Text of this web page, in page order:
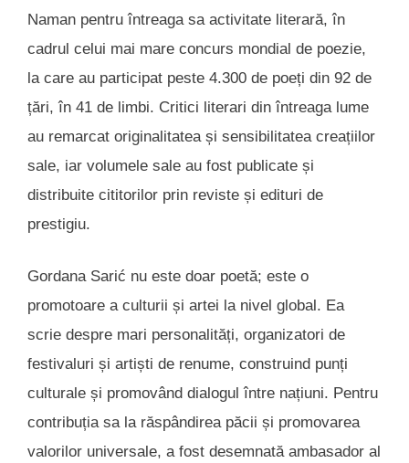
Naman pentru întreaga sa activitate literară, în
cadrul celui mai mare concurs mondial de poezie,
la care au participat peste 4.300 de poeți din 92 de
țări, în 41 de limbi. Critici literari din întreaga lume
au remarcat originalitatea și sensibilitatea creațiilor
sale, iar volumele sale au fost publicate și
distribuite cititorilor prin reviste și edituri de
prestigiu.
Gordana Sarić nu este doar poetă; este o
promotoare a culturii și artei la nivel global. Ea
scrie despre mari personalități, organizatori de
festivaluri și artiști de renume, construind punți
culturale și promovând dialogul între națiuni. Pentru
contribuția sa la răspândirea păcii și promovarea
valorilor universale, a fost desemnată ambasador al